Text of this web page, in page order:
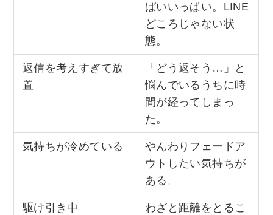
ぱいいっぱい。LINE
どころじゃない状
態。
返信を考えすぎて放
置
「どう返そう…」と
悩んでいるうちに時
間が経ってしまっ
た。
気持ちが冷めている
やんわりフェードア
ウトしたい気持ちが
ある。
駆け引き中
わざと距離をとるこ